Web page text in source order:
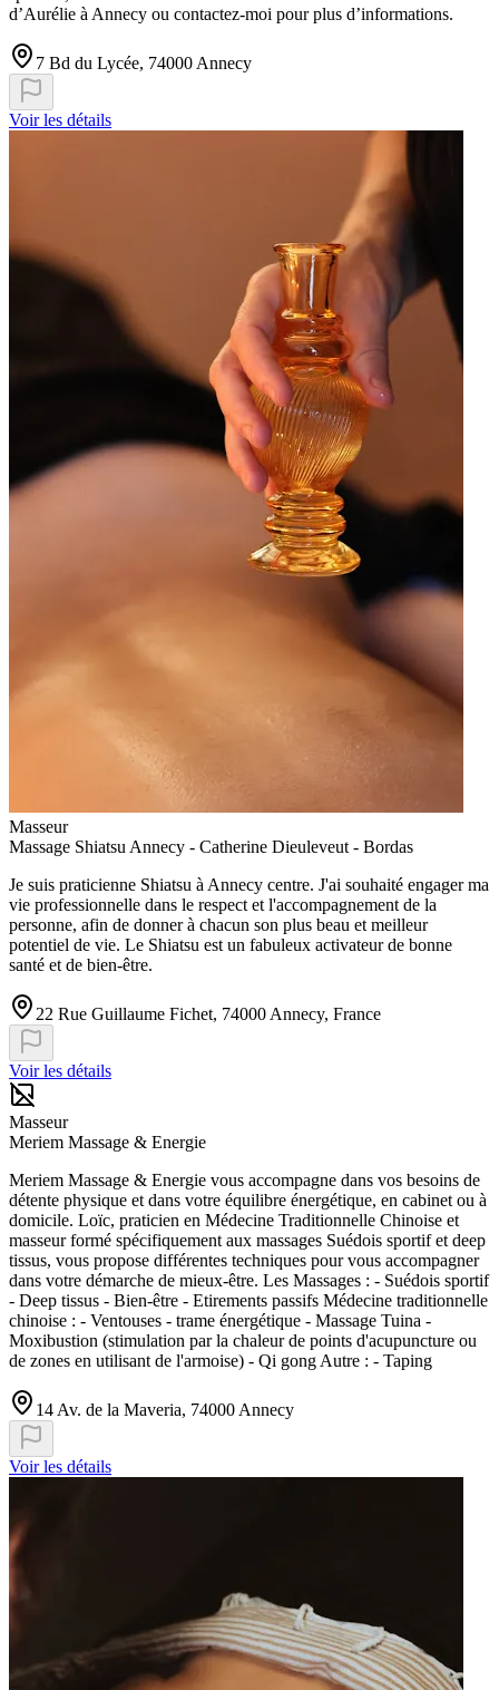
d’Aurélie à Annecy ou contactez-moi pour plus d’informations.
7 Bd du Lycée, 74000 Annecy
Voir les détails
Masseur
Massage Shiatsu Annecy - Catherine Dieuleveut - Bordas
Je suis praticienne Shiatsu à Annecy centre. J'ai souhaité engager ma
vie professionnelle dans le respect et l'accompagnement de la
personne, afin de donner à chacun son plus beau et meilleur
potentiel de vie. Le Shiatsu est un fabuleux activateur de bonne
santé et de bien-être.
22 Rue Guillaume Fichet, 74000 Annecy, France
Voir les détails
Masseur
Meriem Massage & Energie
Meriem Massage & Energie vous accompagne dans vos besoins de
détente physique et dans votre équilibre énergétique, en cabinet ou à
domicile. Loïc, praticien en Médecine Traditionnelle Chinoise et
masseur formé spécifiquement aux massages Suédois sportif et deep
tissus, vous propose différentes techniques pour vous accompagner
dans votre démarche de mieux-être. Les Massages : - Suédois sportif
- Deep tissus - Bien-être - Etirements passifs Médecine traditionnelle
chinoise : - Ventouses - trame énergétique - Massage Tuina -
Moxibustion (stimulation par la chaleur de points d'acupuncture ou
de zones en utilisant de l'armoise) - Qi gong Autre : - Taping
14 Av. de la Maveria, 74000 Annecy
Voir les détails